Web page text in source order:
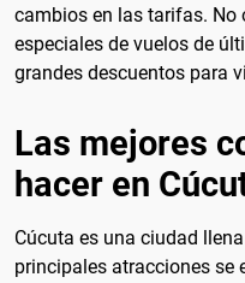
cambios en las tarifas. No
especiales de vuelos de
grandes descuentos para
Las mejores
hacer en
Cúcuta es una ciudad
principales atracciones se